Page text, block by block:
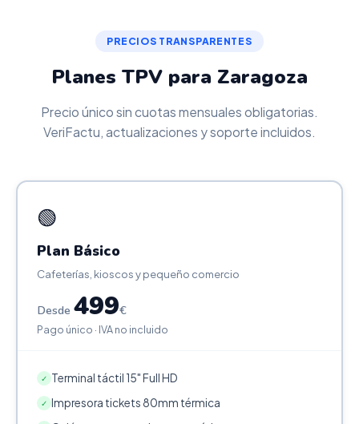
PRECIOS TRANSPARENTES
Planes TPV para Zaragoza
Precio único sin cuotas mensuales obligatorias.
VeriFactu, actualizaciones y soporte incluidos.
🟢
Plan Básico
Cafeterías, kioscos y pequeño comercio
Desde 499€
Pago único · IVA no incluido
✓ Terminal táctil 15" Full HD
✓ Impresora tickets 80mm térmica